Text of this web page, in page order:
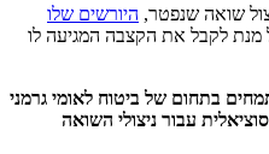
שואה שנפטר, היורשים שלו
מנת לקבל את הקצבה המגיעה לו
בתחום של ביטוח לאומי גרמני
עבור ניצולי השואה